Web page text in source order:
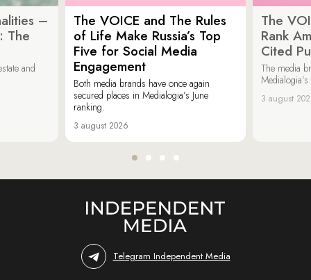
–
The
and
The VOICE and The Rules
of Life Make Russia’s Top
Five for Social Media
Engagement
Both media brands have once again
secured places in Medialogia’s June
ranking.
3 august 2026
The
Rank
Cited
The media
3 august
Telegram Independent Media